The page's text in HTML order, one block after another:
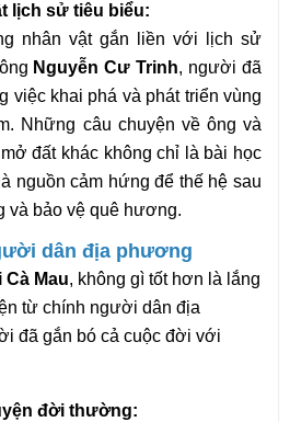
lịch sử tiêu biểu:
nhân vật gắn liền với lịch sử
Nguyễn Cư Trinh, người đã
việc khai phá và phát triển vùng
Những câu chuyện về ông và
đất khác không chỉ là bài học
nguồn cảm hứng để thế hệ sau
và bảo vệ quê hương.
dân địa phương
Cà Mau, không gì tốt hơn là lắng
từ chính người dân địa
đã gắn bó cả cuộc đời với
đời thường: